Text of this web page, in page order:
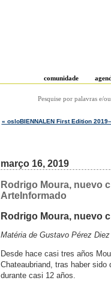
comunidade
Pesquise por palavras e/
« osloBIENNALEN First Edition
março 16, 2019
Rodrigo Moura, nuevo
ArteInformado
Rodrigo Moura, nuevo
Matéria de Gustavo Pérez
Desde hace casi tres años
Chateaubriand, tras haber
durante casi 12 años.